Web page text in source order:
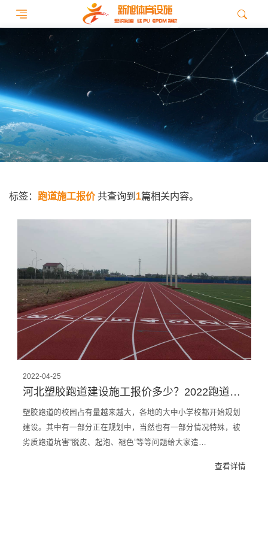
标签： 跑道施工报价共查询到 1篇相关内容。
2022-04-25
河北塑胶跑道建设施工报价多少？2022跑道施工厂家报价
塑胶跑道的校园占有量越来越大，各地的大中小学校都开始规划
建设。其中有一部分正在规划中，当然也有一部分情况特殊，被
劣质跑道坑害“脱皮、起泡、褪色”等等问题给大家造…
查看详情